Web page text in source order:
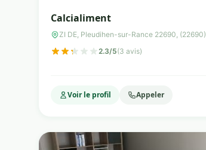
Calcialiment
ZI DE, Pleudihen-sur-Rance 22690, (22690)
2.3/5(3 avis)
Voir le profil Appeler